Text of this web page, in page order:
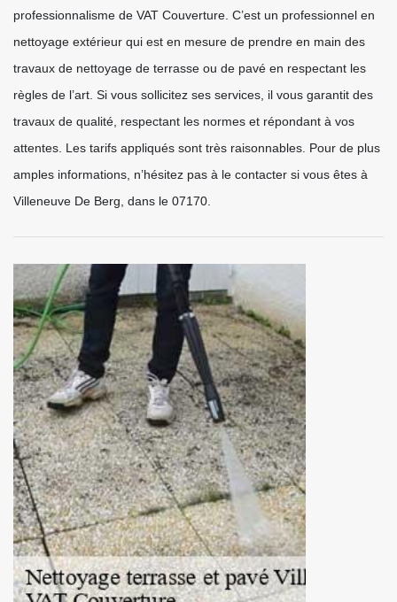
professionnalisme de VAT Couverture. C’est un professionnel en
nettoyage extérieur qui est en mesure de prendre en main des
travaux de nettoyage de terrasse ou de pavé en respectant les
règles de l’art. Si vous sollicitez ses services, il vous garantit des
travaux de qualité, respectant les normes et répondant à vos
attentes. Les tarifs appliqués sont très raisonnables. Pour de plus
amples informations, n’hésitez pas à le contacter si vous êtes à
Villeneuve De Berg, dans le 07170.